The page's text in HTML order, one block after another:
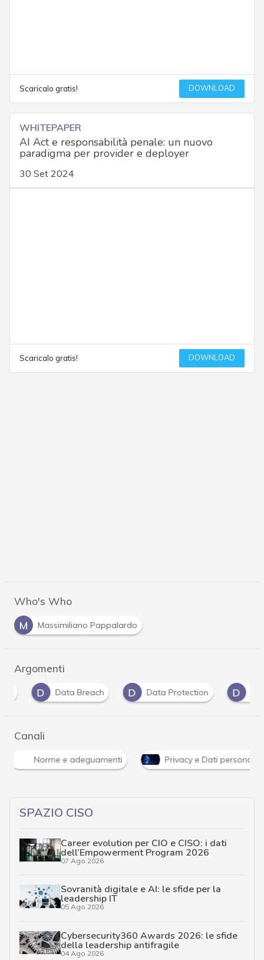
Scaricalo gratis! DOWNLOAD
WHITEPAPER
AI Act e responsabilità penale: un nuovo
paradigma per provider e deployer
30 Set 2024
Scaricalo gratis! DOWNLOAD
Who's Who
M
Massimiliano Pappalardo
Argomenti
Data Breach Data Protection dati
Canali
Norme e adeguamenti Privacy e Dati personali
SPAZIO CISO
Career evolution per CIO e CISO: i dati
dell’Empowerment Program 2026
07 Ago 2026
Sovranità digitale e AI: le sfide per la
leadership IT
05 Ago 2026
Cybersecurity360 Awards 2026: le sfide
della leadership antifragile
04 Ago 2026